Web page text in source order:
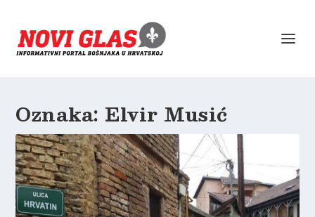
Oznaka: Elvir Musić